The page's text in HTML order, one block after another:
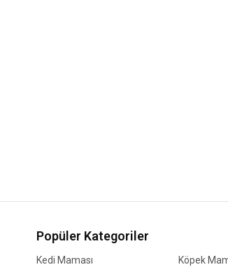
Popüler Kategoriler
Kedi Maması Köpek